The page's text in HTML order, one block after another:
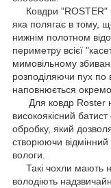
Ковдри "ROSTER" -
яка полягає в тому,
нижнім полотном
периметру всієї
мимовільному
розподіляючи пух по
наповнюється
Для ковдр Roster
високоякісний
обробку, який
створюючи
вологи.
Такі чохли мають
володіють